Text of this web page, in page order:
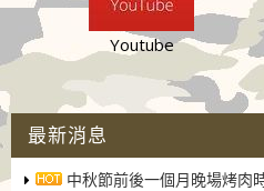
Youtube
最新消息
中秋節前後一個月晚場烤肉